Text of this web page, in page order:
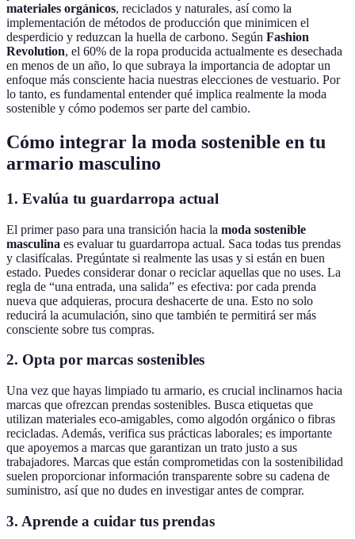
materiales orgánicos, reciclados y naturales, así como la
implementación de métodos de producción que minimicen el
desperdicio y reduzcan la huella de carbono. Según Fashion
Revolution, el 60% de la ropa producida actualmente es desechada
en menos de un año, lo que subraya la importancia de adoptar un
enfoque más consciente hacia nuestras elecciones de vestuario. Por
lo tanto, es fundamental entender qué implica realmente la moda
sostenible y cómo podemos ser parte del cambio.
Cómo integrar la moda sostenible en tu
armario masculino
1. Evalúa tu guardarropa actual
El primer paso para una transición hacia la moda sostenible
masculina es evaluar tu guardarropa actual. Saca todas tus prendas
y clasifícalas. Pregúntate si realmente las usas y si están en buen
estado. Puedes considerar donar o reciclar aquellas que no uses. La
regla de “una entrada, una salida” es efectiva: por cada prenda
nueva que adquieras, procura deshacerte de una. Esto no solo
reducirá la acumulación, sino que también te permitirá ser más
consciente sobre tus compras.
2. Opta por marcas sostenibles
Una vez que hayas limpiado tu armario, es crucial inclinarnos hacia
marcas que ofrezcan prendas sostenibles. Busca etiquetas que
utilizan materiales eco-amigables, como algodón orgánico o fibras
recicladas. Además, verifica sus prácticas laborales; es importante
que apoyemos a marcas que garantizan un trato justo a sus
trabajadores. Marcas que están comprometidas con la sostenibilidad
suelen proporcionar información transparente sobre su cadena de
suministro, así que no dudes en investigar antes de comprar.
3. Aprende a cuidar tus prendas